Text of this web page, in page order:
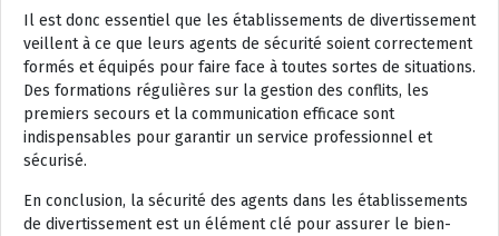
Il est donc essentiel que les établissements de divertissement
veillent à ce que leurs agents de sécurité soient correctement
formés et équipés pour faire face à toutes sortes de situations.
Des formations régulières sur la gestion des conflits, les
premiers secours et la communication efficace sont
indispensables pour garantir un service professionnel et
sécurisé.
En conclusion, la sécurité des agents dans les établissements
de divertissement est un élément clé pour assurer le bien-